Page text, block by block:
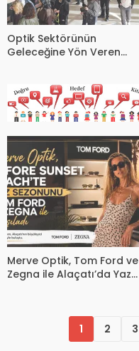
Optik Sektörünün
Geleceğine Yön Veren
Merve Optik, Tom Ford ve
Zegna ile Alaçatı’da Yaz
1 2 3